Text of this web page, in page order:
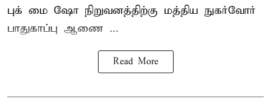
புக் மை ஷோ நிறுவனத்திற்கு மத்திய நுகர்வோர்
பாதுகாப்பு ஆணை ...
Read More